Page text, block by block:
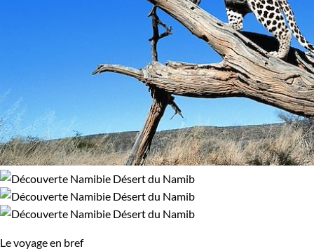
combiner également le Zimbabwe avec la Namibie et ses
immensités aux multiples facettes comme le désert du
Namib ou la région du Damaraland.
Le Zimbabwe, c'est aussi un artisanat incroyable. Au contact
de la population locale, vous découvrirez des objets aux
formes totalement étourdissantes et mélangeant bois, pierres
précieuses, perles et métaux. Découvrir le Zimbabwe c'est
vivre une expérience totalement hors du commun ! Alors
pourquoi vous priver d'un safari au Zimbabwe ?
Guide de voyage Zimbabwe
Les 10/13 ans
Confort
Bivouac, sous tente Standard
Supérieur Haut de gamme
Le voyage en bref